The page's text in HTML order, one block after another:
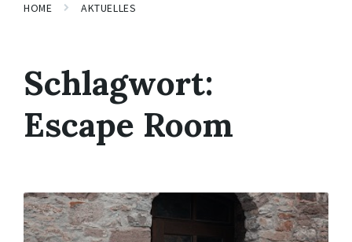
HOME AKTUELLES
Schlagwort:
Escape Room
Mehr
erfahren